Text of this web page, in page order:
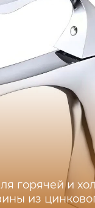
горячей и
из